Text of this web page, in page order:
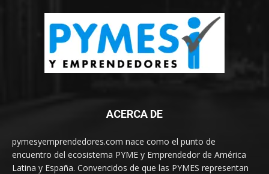
ACERCA DE
pymesyemprendedores.com nace como el punto de
encuentro del ecosistema PYME y Emprendedor de América
Latina y España. Convencidos de que las PYMES representan